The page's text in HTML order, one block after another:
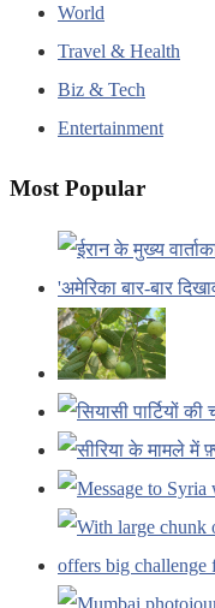
World
Travel & Health
Biz & Tech
Entertainment
Most Popular